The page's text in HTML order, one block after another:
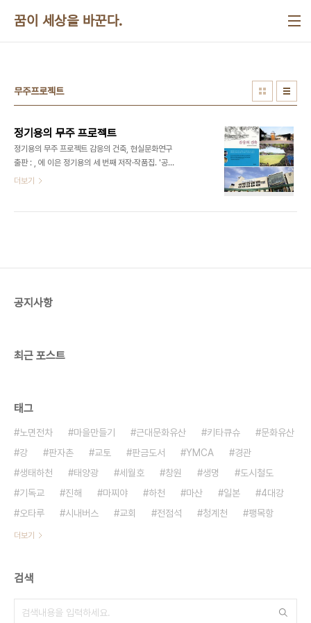
꿈이 세상을 바꾼다.
무주프로젝트
정기용의 무주 프로젝트
정기용의 무주 프로젝트 감응의 건축, 현실문화연구
출판 : , 에 이은 정기용의 세 번째 저작·작품집. '공간
의 시인'이라 불리는 건축가 정기용이 1996년부터
희, 김봉렬, 조성룡, 박원순 등이 무주 프로젝트에 대
더보기
공지사항
최근 포스트
태그
노면전차 마을만들기 근대문화유산 키타큐슈
문화유산
강
판자촌 교토 판금도서 YMCA
경관
생태하천
태양광 세월호 창원 생명
도시철도
기독교
진해 마찌야 하천 마산 일본
4대강
오타루
시내버스 교회 전점석 청계천 팽목항
더보기
검색